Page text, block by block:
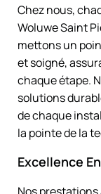
Chez nous,
Woluwe Saint
mettons un
et soigné,
chaque étape.
solutions
de chaque
la pointe de la
Excellence